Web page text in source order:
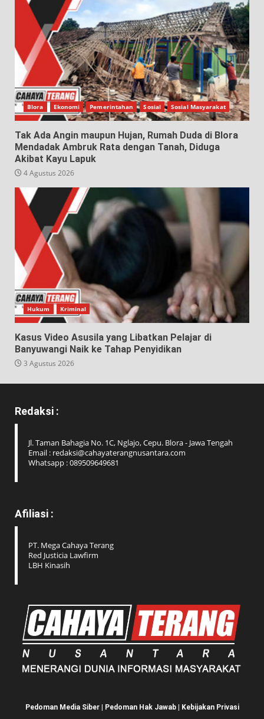
Blora Ekonomi Pemerintahan Sosial Sosial Masyarakat
Tak Ada Angin maupun Hujan, Rumah Duda di Blora
Mendadak Ambruk Rata dengan Tanah, Diduga
Akibat Kayu Lapuk
4 Agustus 2026
Hukum Kriminal
Kasus Video Asusila yang Libatkan Pelajar di
Banyuwangi Naik ke Tahap Penyidikan
3 Agustus 2026
Redaksi :
Jl. Taman Bahagia No. 1C, Nglajo, Cepu. Blora - Jawa Tengah
Email : redaksi@cahayaterangnusantara.com
Whatsapp : 089509649681
Afiliasi :
PT. Mega Cahaya Terang
Red Justicia Lawfirm
LBH Kinasih
Pedoman Media Siber| Pedoman Hak Jawab| Kebijakan Privasi